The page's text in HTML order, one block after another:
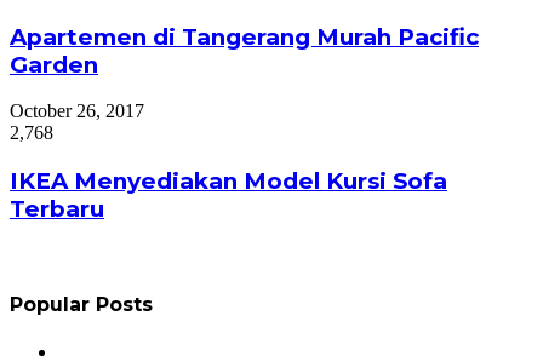
Apartemen di Tangerang Murah Pacific
Garden
October 26, 2017
2,768
IKEA Menyediakan Model Kursi Sofa
Terbaru
Popular Posts